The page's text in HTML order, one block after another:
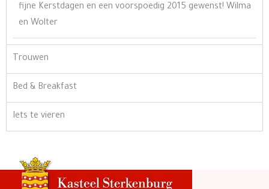
fijne Kerstdagen en een voorspoedig 2015 gewenst! Wilma
en Wolter
Trouwen
Bed & Breakfast
Iets te vieren